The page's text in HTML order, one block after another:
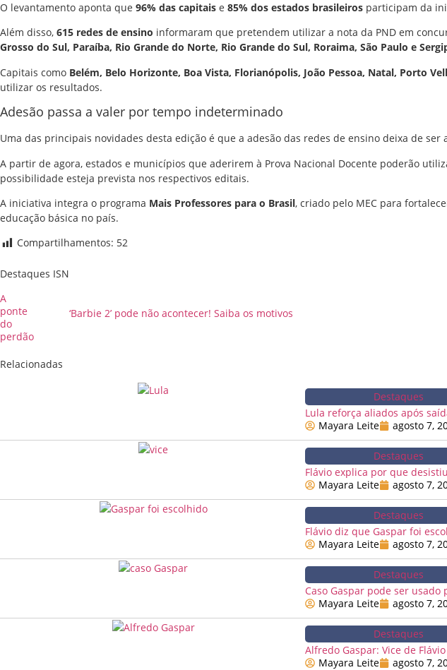
O levantamento aponta que 96% das capitais e 85% dos estados brasileiros participam da
Além disso, 615 redes de ensino informaram que pretendem utilizar a nota da PND em
Grosso do Sul, Paraíba, Rio Grande do Norte, Rio Grande do Sul, Roraima, São Paulo e
Capitais como Belém, Belo Horizonte, Boa Vista, Florianópolis, João Pessoa, Natal, Porto
utilizar os resultados.
Adesão passa a valer por tempo indeterminado
Uma das principais novidades desta edição é que a adesão das redes de ensino deixa de ser
A partir de agora, estados e municípios que aderirem à Prova Nacional Docente poderão
possibilidade esteja prevista nos respectivos editais.
A iniciativa integra o programa Mais Professores para o Brasil, criado pelo MEC para
educação básica no país.
Compartilhamentos: 52
Destaques ISN
A
ponte
do
perdão
‘Barbie 2’ pode não acontecer! Saiba os motivos
Relacionadas
Destaques
Lula reforça aliados após
Mayara Leite
agosto 7,
Destaques
Flávio explica por que
Mayara Leite
agosto 7,
Destaques
Flávio diz que Gaspar foi
Mayara Leite
agosto 7,
Destaques
Caso Gaspar pode ser usado
Mayara Leite
agosto 7,
Destaques
Alfredo Gaspar: Vice de
Mayara Leite
agosto 7,